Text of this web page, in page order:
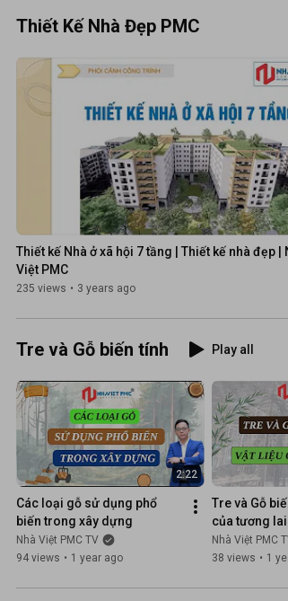
Thiết Kế Nhà Đẹp PMC
Thiết kế Nhà ở xã hội 7 tầng | Thiết kế nhà đẹp |
Việt PMC
235 views • 3 years ago
Tre và Gỗ biến tính Play all
2:22
Các loại gỗ sử dụng phổ
biến trong xây dựng
Nhà Việt PMC TV
94 views • 1 year ago
Tre và Gỗ
của tương lai
Nhà Việt PMC
38 views • 1